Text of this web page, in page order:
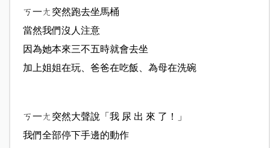
ㄎ一ㄤ突然跑去坐馬桶
當然我們沒人注意
因為她本來三不五時就會去坐
加上姐姐在玩、爸爸在吃飯、為母在洗碗
ㄎ一ㄤ突然大聲說「我 尿 出 來 了！」
我們全部停下手邊的動作